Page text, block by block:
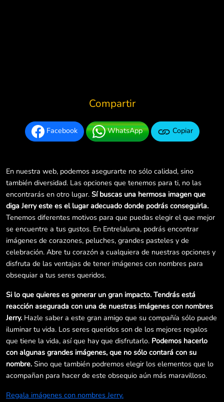
Compartir
Facebook WhatsApp Copiar
En nuestra web, podemos asegurarte no sólo calidad, sino
también diversidad. Las opciones que tenemos para ti, no las
encontrarás en otro lugar. Sí buscas una hermosa imagen que
diga Jerry este es el lugar adecuado donde podrás conseguirla.
Tenemos diferentes motivos para que puedas elegir el que mejor
se encuentre a tus gustos. En Entrelaluna, podrás encontrar
imágenes de corazones, peluches, grandes pasteles y de
celebración. Abre tu corazón a cualquiera de nuestras opciones y
disfruta de las ventajas de tener imágenes con nombres para
obsequiar a tus seres queridos.
Si lo que quieres es generar un gran impacto. Tendrás está
reacción asegurada con una de nuestras imágenes con nombres
Jerry. Hazle saber a este gran amigo que su compañía sólo puede
iluminar tu vida. Los seres queridos son de los mejores regalos
que tiene la vida, así que hay que disfrutarlo. Podemos hacerlo
con algunas grandes imágenes, que no sólo contará con su
nombre. Sino que también podremos elegir los elementos que lo
acompañan para hacer de este obsequio aún más maravilloso.
Regala imágenes con nombres Jerry.